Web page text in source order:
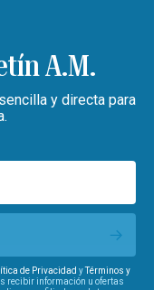
A.M.
y directa para
de Privacidad y
Términos y
recibir información u ofertas